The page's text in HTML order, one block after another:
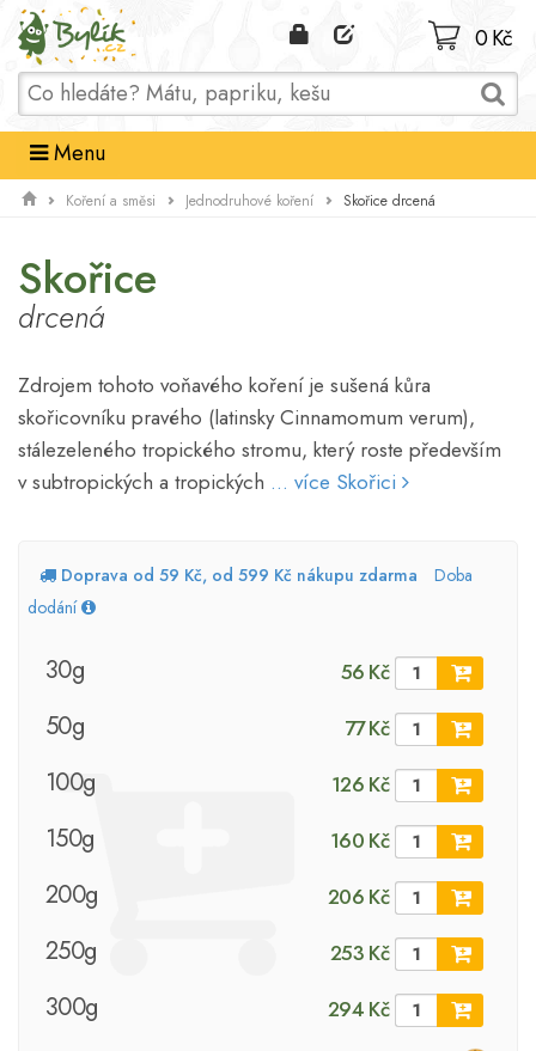
Domů
0 Kč
Menu
Koření a směsi Jednodruhové koření Skořice drcená
Skořice
drcená
Zdrojem tohoto voňavého koření je sušená kůra
skořicovníku pravého (latinsky Cinnamomum verum),
stálezeleného tropického stromu, který roste především
v subtropických a tropických ... více Skořici
Doprava od 59 Kč, od 599 Kč nákupu zdarma
Doba
dodání
30g 56 Kč
50g 77 Kč
100g 126 Kč
150g 160 Kč
200g 206 Kč
250g 253 Kč
300g 294 Kč